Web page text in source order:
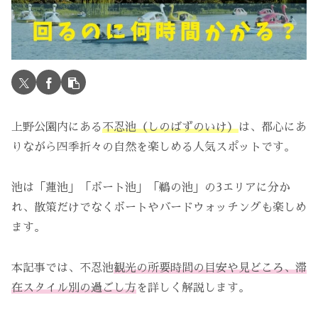
上野公園内にある不忍池（しのばずのいけ）は、都心にあ
りながら四季折々の自然を楽しめる人気スポットです。
池は「蓮池」「ボート池」「鵜の池」の3エリアに分か
れ、散策だけでなくボートやバードウォッチングも楽しめ
ます。
本記事では、不忍池観光の所要時間の目安や見どころ、滞
在スタイル別の過ごし方を詳しく解説します。